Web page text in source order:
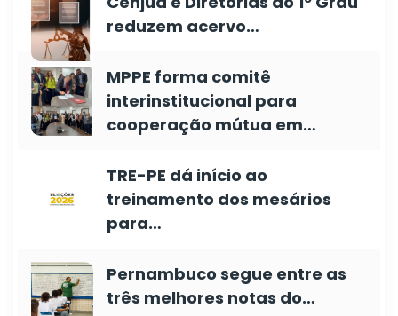
reduzem acervo…
MPPE forma comitê
interinstitucional para
cooperação mútua em…
TRE-PE dá início ao
treinamento dos mesários
para…
Pernambuco segue entre as
três melhores notas do…